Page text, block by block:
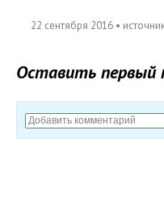
22 сентября 2016 •
Оставить первый